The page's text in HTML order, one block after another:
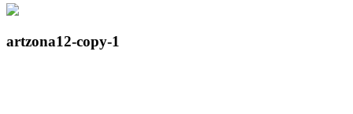
artzona12-copy-1